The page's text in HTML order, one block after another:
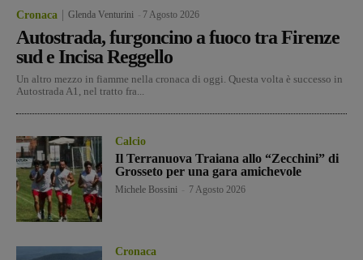
Cronaca Glenda Venturini 7 Agosto 2026
Autostrada, furgoncino a fuoco tra Firenze
sud e Incisa Reggello
Un altro mezzo in fiamme nella cronaca di oggi. Questa volta è successo in
Autostrada A1, nel tratto fra...
Calcio
Il Terranuova Traiana allo “Zecchini” di
Grosseto per una gara amichevole
Michele Bossini 7 Agosto 2026
Cronaca